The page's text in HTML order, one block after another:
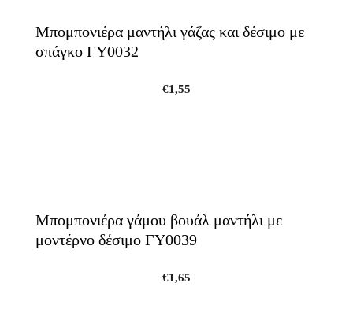
Μπομπονιέρα μαντήλι γάζας και δέσιμο με
σπάγκο ΓΥ0032
€1,55
Μπομπονιέρα γάμου βουάλ μαντήλι με
μοντέρνο δέσιμο ΓΥ0039
€1,65